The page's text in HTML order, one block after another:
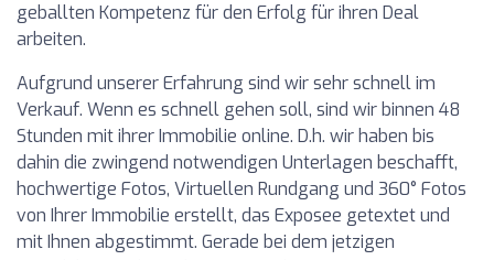
geballten Kompetenz für den Erfolg für ihren Deal
arbeiten.
Aufgrund unserer Erfahrung sind wir sehr schnell im
Verkauf. Wenn es schnell gehen soll, sind wir binnen 48
Stunden mit ihrer Immobilie online. D.h. wir haben bis
dahin die zwingend notwendigen Unterlagen beschafft,
hochwertige Fotos, Virtuellen Rundgang und 360° Fotos
von Ihrer Immobilie erstellt, das Exposee getextet und
mit Ihnen abgestimmt. Gerade bei dem jetzigen